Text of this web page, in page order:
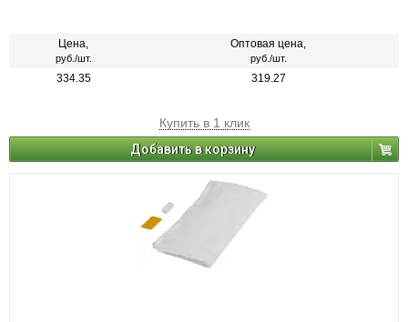
Цена,
руб./шт.
Оптовая цена,
руб./шт.
334.35 319.27
Купить в 1 клик
Добавить в корзину